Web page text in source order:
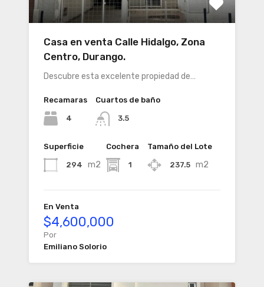
Casa en venta Calle Hidalgo, Zona
Centro, Durango.
Descubre esta excelente propiedad de…
Recamaras
4
Cuartos de baño
3.5
Superficie
294 m2
Cochera
1
Tamaño del Lote
237.5 m2
En Venta
$4,600,000
Por
Emiliano Solorio